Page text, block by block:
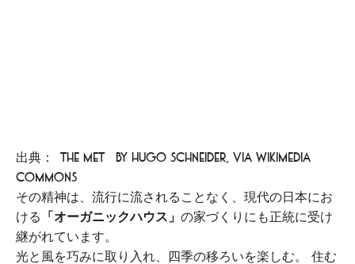
出典：[The Met] by Hugo Schneider, via Wikimedia
Commons
その精神は、流行に流されることなく、現代の日本にお
ける
「オーガニックハウス」 の家づくりにも正統に受け
継がれています。
光と風を巧みに取り入れ、四季の移ろいを楽しむ。 住む